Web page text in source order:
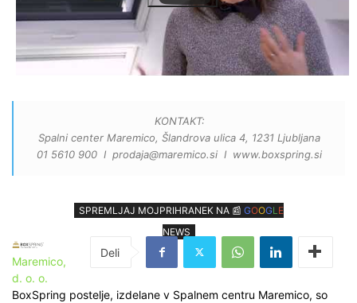
KONTAKT:
Spalni center Maremico, Šlandrova ulica 4, 1231 Ljubljana
01 5610 900 I prodaja@maremico.si I www.boxspring.si
SPREMLJAJ MOJPRIHRANEK NA 📰 GOOGL E
NEWS
Maremico,
d. o. o.
BoxSpring postelje, izdelane v Spalnem centru Maremico, so